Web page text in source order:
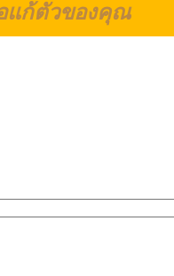
แก้ตัวของคุณ